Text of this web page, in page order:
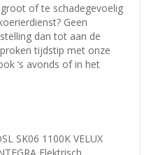
of te schadegevoelig
Geen
dan tot aan de
tijdstip met onze
‘s avonds of in het
SK06 1100K VELUX
Elektrisch